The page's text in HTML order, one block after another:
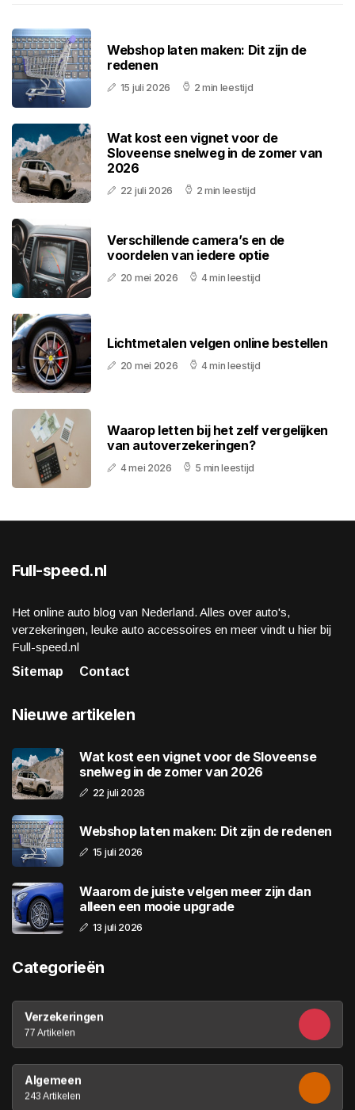
Webshop laten maken: Dit zijn de
redenen
15 juli 2026 2 min leestijd
Wat kost een vignet voor de
Sloveense snelweg in de zomer van
2026
22 juli 2026 2 min leestijd
Verschillende camera’s en de
voordelen van iedere optie
20 mei 2026 4 min leestijd
Lichtmetalen velgen online bestellen
20 mei 2026 4 min leestijd
Waarop letten bij het zelf vergelijken
van autoverzekeringen?
4 mei 2026 5 min leestijd
Full-speed.nl
Het online auto blog van Nederland. Alles over auto's,
verzekeringen, leuke auto accessoires en meer vindt u hier bij
Full-speed.nl
Sitemap
Contact
Nieuwe artikelen
Wat kost een vignet voor de Sloveense
snelweg in de zomer van 2026
22 juli 2026
Webshop laten maken: Dit zijn de redenen
15 juli 2026
Waarom de juiste velgen meer zijn dan
alleen een mooie upgrade
13 juli 2026
Categorieën
Verzekeringen
77 Artikelen
Algemeen
243 Artikelen